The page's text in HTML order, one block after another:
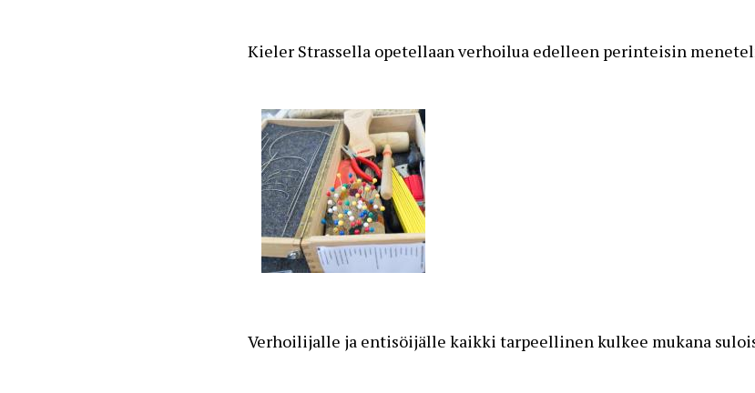
Kieler Strassella opetellaan verhoilua edelleen perinteisin
Verhoilijalle ja entisöijälle kaikki tarpeellinen kulkee mukana